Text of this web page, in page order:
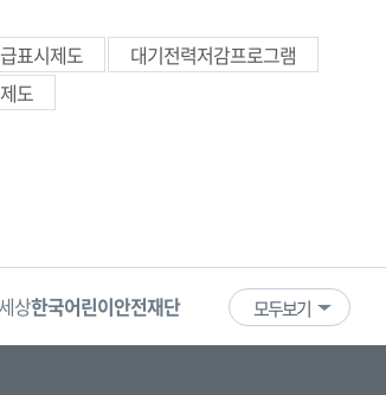
표시제도
대기전력저감프로그램
도
상한국어린이안전재단 어린이·청소년
모두보기